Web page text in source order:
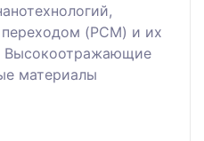
(PCM) и их
Высокоотражающие
материалы